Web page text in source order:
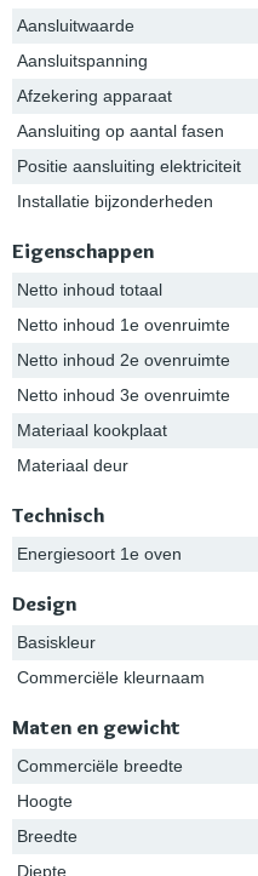
Aansluitwaarde
Aansluitspanning
Afzekering apparaat
Aansluiting op aantal fasen
Positie aansluiting elektriciteit
Installatie bijzonderheden
Eigenschappen
Netto inhoud totaal
Netto inhoud 1e ovenruimte
Netto inhoud 2e ovenruimte
Netto inhoud 3e ovenruimte
Materiaal kookplaat
Materiaal deur
Technisch
Energiesoort 1e oven
Design
Basiskleur
Commerciële kleurnaam
Maten en gewicht
Commerciële breedte
Hoogte
Breedte
Diepte